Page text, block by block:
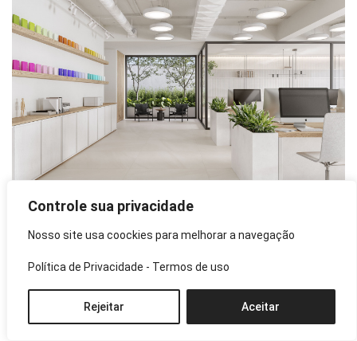
Controle sua privacidade
Nosso site usa coockies para melhorar a navegação
Política de Privacidade - Termos de uso
Rejeitar Aceitar
acinzentadas da província de Castellón, Espanha, com uma
base neutra e veios brancos suaves.
Disponível nos formatos 120x120cm e 160x160cm, com